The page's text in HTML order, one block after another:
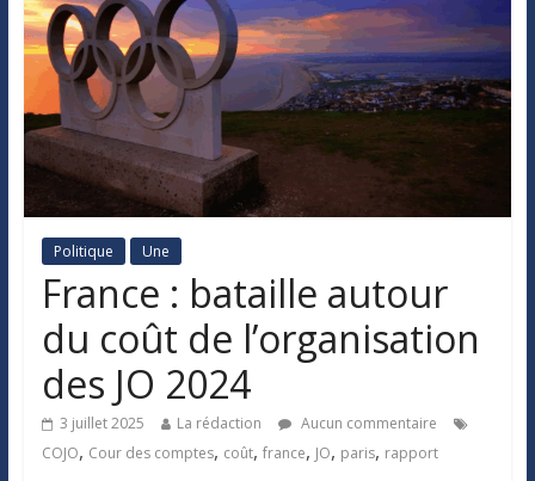
Politique Une
France : bataille autour
du coût de l’organisation
des JO 2024
3 juillet 2025 La rédaction
Aucun commentaire
COJO, Cour des comptes, coût, france, JO, paris, rapport